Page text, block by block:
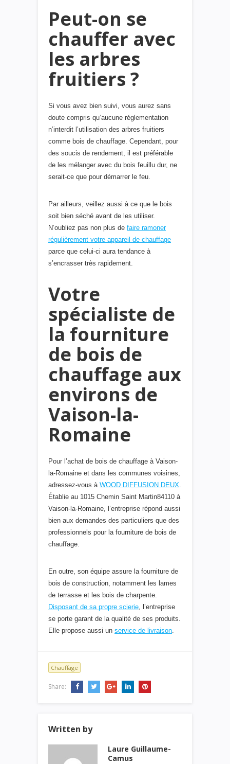
Peut-on se
chauffer avec
les arbres
fruitiers ?
Si vous avez bien suivi, vous aurez sans
doute compris qu’aucune réglementation
n’interdit l’utilisation des arbres fruitiers
comme bois de chauffage. Cependant, pour
des soucis de rendement, il est préférable
de les mélanger avec du bois feuillu dur, ne
serait-ce que pour démarrer le feu.
Par ailleurs, veillez aussi à ce que le bois
soit bien séché avant de les utiliser.
N’oubliez pas non plus de faire ramoner
régulièrement votre appareil de chauffage
parce que celui-ci aura tendance à
s’encrasser très rapidement.
Votre
spécialiste de
la fourniture
de bois de
chauffage aux
environs de
Vaison-la-
Romaine
Pour l’achat de bois de chauffage à Vaison-
la-Romaine et dans les communes voisines,
adressez-vous à WOOD DIFFUSION DEUX.
Établie au 1015 Chemin Saint Martin84110 à
Vaison-la-Romaine, l’entreprise répond aussi
bien aux demandes des particuliers que des
professionnels pour la fourniture de bois de
chauffage.
En outre, son équipe assure la fourniture de
bois de construction, notamment les lames
de terrasse et les bois de charpente.
Disposant de sa propre scierie, l’entreprise
se porte garant de la qualité de ses produits.
Elle propose aussi un service de livraison.
Chauffage
Share:
Written by
Laure Guillaume-
Camus